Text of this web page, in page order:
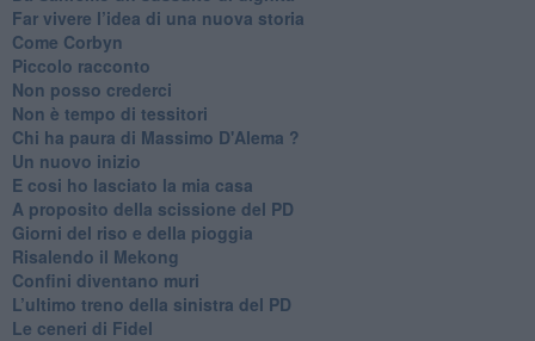
Far vivere l’idea di una nuova storia
Come Corbyn
Piccolo racconto
Non posso crederci
Non è tempo di tessitori
Chi ha paura di Massimo D'Alema ?
Un nuovo inizio
​E cosi ho lasciato la mia casa
A proposito della scissione del PD
​Giorni del riso e della pioggia
Risalendo il Mekong
Confini diventano muri
L’ultimo treno della sinistra del PD
Le ceneri di Fidel